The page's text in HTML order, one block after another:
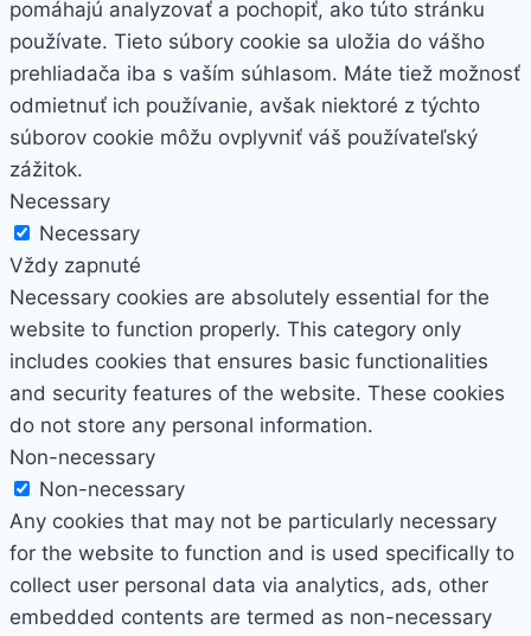
pomáhajú analyzovať a pochopiť, ako túto stránku
používate. Tieto súbory cookie sa uložia do vášho
prehliadača iba s vaším súhlasom. Máte tiež možnosť
odmietnuť ich používanie, avšak niektoré z týchto
súborov cookie môžu ovplyvniť váš používateľský
zážitok.
Necessary
Necessary
Vždy zapnuté
Necessary cookies are absolutely essential for the
website to function properly. This category only
includes cookies that ensures basic functionalities
and security features of the website. These cookies
do not store any personal information.
Non-necessary
Non-necessary
Any cookies that may not be particularly necessary
for the website to function and is used specifically to
collect user personal data via analytics, ads, other
embedded contents are termed as non-necessary